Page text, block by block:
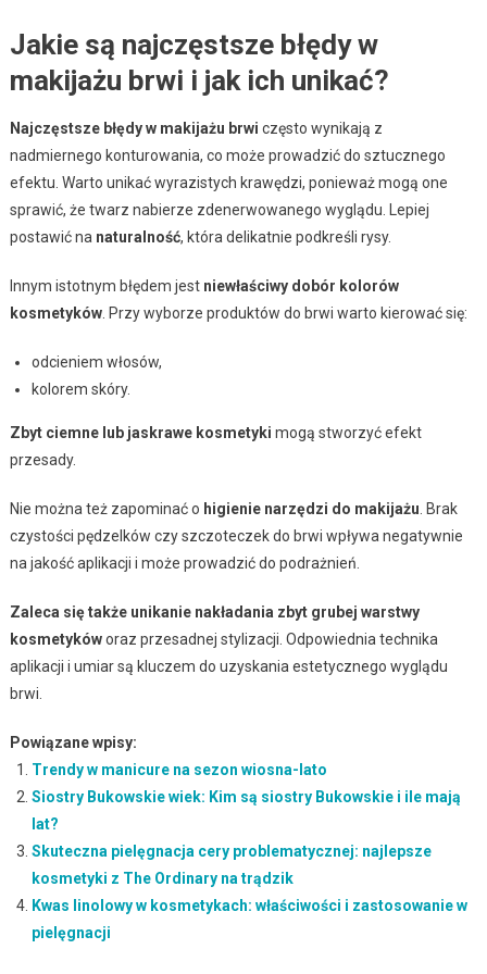
Jakie są najczęstsze błędy w
makijażu brwi i jak ich unikać?
Najczęstsze błędy w makijażu brwi często wynikają z
nadmiernego konturowania, co może prowadzić do sztucznego
efektu. Warto unikać wyrazistych krawędzi, ponieważ mogą one
sprawić, że twarz nabierze zdenerwowanego wyglądu. Lepiej
postawić na naturalność, która delikatnie podkreśli rysy.
Innym istotnym błędem jest niewłaściwy dobór kolorów
kosmetyków. Przy wyborze produktów do brwi warto kierować się:
odcieniem włosów,
kolorem skóry.
Zbyt ciemne lub jaskrawe kosmetyki mogą stworzyć efekt
przesady.
Nie można też zapominać o higienie narzędzi do makijażu . Brak
czystości pędzelków czy szczoteczek do brwi wpływa negatywnie
na jakość aplikacji i może prowadzić do podrażnień.
Zaleca się także unikanie nakładania zbyt grubej warstwy
kosmetykóworaz przesadnej stylizacji. Odpowiednia technika
aplikacji i umiar są kluczem do uzyskania estetycznego wyglądu
brwi.
Powiązane wpisy:
Trendy w manicure na sezon wiosna-lato
Siostry Bukowskie wiek: Kim są siostry Bukowskie i ile mają
lat?
Skuteczna pielęgnacja cery problematycznej: najlepsze
kosmetyki z The Ordinary na trądzik
Kwas linolowy w kosmetykach: właściwości i zastosowanie w
pielęgnacji